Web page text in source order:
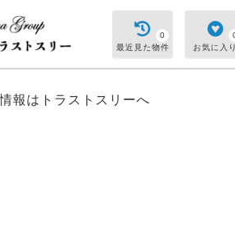
お気に入
最近見た物件
0
報はトラストスリーへ